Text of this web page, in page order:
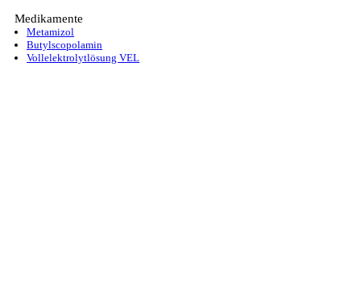
Medikamente
Metamizol
Butylscopolamin
Vollelektrolytlösung VEL